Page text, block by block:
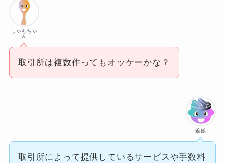
しゃもちゃ
ん
取引所は複数作ってもオッケーかな？
釜飯
取引所によって提供しているサービスや手数料